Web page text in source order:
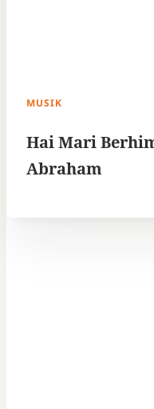
MUSIK
Hai Mari
Abraham